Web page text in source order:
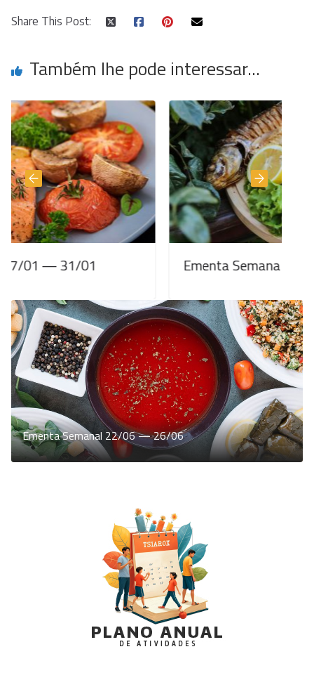
Share This Post:
Também lhe pode interessar...
01 Ementa Semanal 20/01 — 24/01
Ementa Semanal 22/06 — 26/06